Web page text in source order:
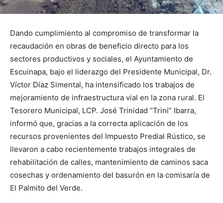
Dando cumplimiento al compromiso de transformar la
recaudación en obras de beneficio directo para los
sectores productivos y sociales, el Ayuntamiento de
Escuinapa, bajo el liderazgo del Presidente Municipal, Dr.
Víctor Díaz Simental, ha intensificado los trabajos de
mejoramiento de infraestructura vial en la zona rural. El
Tesorero Municipal, LCP. José Trinidad “Trini” Ibarra,
informó que, gracias a la correcta aplicación de los
recursos provenientes del Impuesto Predial Rústico, se
llevaron a cabo recientemente trabajos integrales de
rehabilitación de calles, mantenimiento de caminos saca
cosechas y ordenamiento del basurón en la comisaría de
El Palmito del Verde.